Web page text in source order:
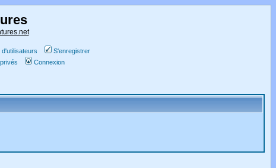
S'enregistrer
Connexion